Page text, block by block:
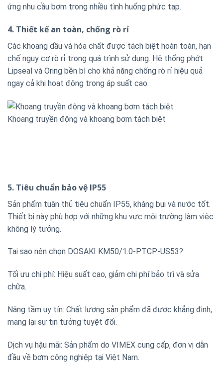
ứng nhu cầu bơm trong nhiều tình huống phức tạp.
4. Thiết kế an toàn, chống rò rỉ
Các khoang dầu và hóa chất được tách biệt hoàn toàn, hạn
chế nguy cơ rò rỉ trong quá trình sử dụng. Hệ thống phớt
Lipseal và Oring bền bì cho khả năng chống rò rỉ hiệu quả
ngay cả khi hoạt động trong áp suất cao.
Khoang truyền động và khoang bơm tách biệt
5. Tiêu chuẩn bảo vệ IP55
Sản phẩm tuân thủ tiêu chuẩn IP55, kháng bụi và nước tốt.
Thiết bị này phù hợp với những khu vực môi trường làm việc
không lý tưởng.
Tại sao nên chọn DOSAKI KM50/1.0-PTCP-US53?
Tối ưu chi phí: Hiệu suất cao, giảm chi phí bảo trì và sửa
chữa.
Nâng tầm uy tín: Chất lượng sản phẩm đã được khẳng định,
mang lại sự tin tưởng tuyệt đối.
Dịch vụ hậu mãi: Sản phẩm do VIMEX cung cấp, đơn vị dẫn
đầu về bơm công nghiệp tại Việt Nam.